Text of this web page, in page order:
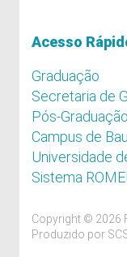
Acesso
Graduação
Secretaria de
Pós-Graduação
Campus de
Universidade
Sistema
Copyright © 2026
Produzido por